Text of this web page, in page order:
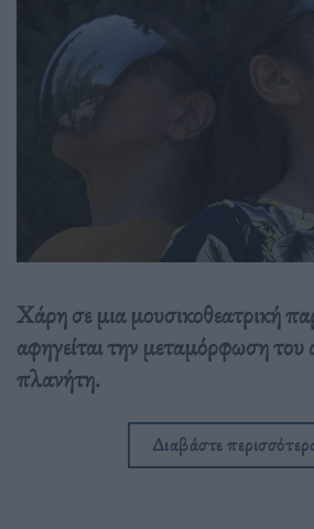
Χάρη σε μια μουσικοθεατρική
αφηγείται την μεταμόρφωση
πλανήτη.
Διαβάστε